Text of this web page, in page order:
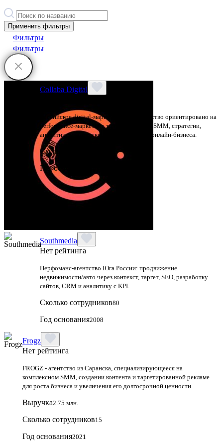
Применить фильтры
Фильтры
Фильтры
Collaba Digital
Российское digital-маркетинговое агентство ориентировано на
performance-маркетинг, таргет, контекст, SMM, стратегии,
аналитику и комплексное продвижение онлайн-бизнеса.
Сколько сотрудников
Год основания
Southmedia
Нет рейтинга
Перфоманс-агентство Юга России: продвижение
недвижимости/авто через контекст, таргет, SEO, разработку
сайтов, CRM и аналитику с KPI.
Сколько сотрудников80
Год основания2008
Frogz
Нет рейтинга
FROGZ - агентство из Саранска, специализирующееся на
комплексном SMM, создании контента и таргетированной рекламе
для роста бизнеса и увеличения его долгосрочной ценности
Выручка2.75 млн.
Сколько сотрудников15
Год основания2021